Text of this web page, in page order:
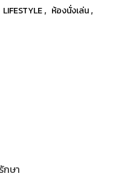
LIFESTYLE, ห้องนั่งเล่น,
กษา